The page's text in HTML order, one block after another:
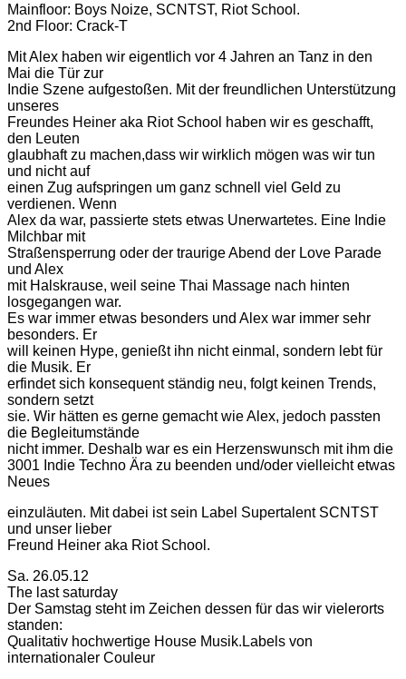
Mainfloor: Boys Noize, SCNTST, Riot School.
2nd Floor: Crack-T
Mit Alex haben wir eigentlich vor 4 Jahren an Tanz in den
Mai die Tür zur
Indie Szene aufgestoßen. Mit der freundlichen Unterstützung
unseres
Freundes Heiner aka Riot School haben wir es geschafft,
den Leuten
glaubhaft zu machen,dass wir wirklich mögen was wir tun
und nicht auf
einen Zug aufspringen um ganz schnell viel Geld zu
verdienen. Wenn
Alex da war, passierte stets etwas Unerwartetes. Eine Indie
Milchbar mit
Straßensperrung oder der traurige Abend der Love Parade
und Alex
mit Halskrause, weil seine Thai Massage nach hinten
losgegangen war.
Es war immer etwas besonders und Alex war immer sehr
besonders. Er
will keinen Hype, genießt ihn nicht einmal, sondern lebt für
die Musik. Er
erfindet sich konsequent ständig neu, folgt keinen Trends,
sondern setzt
sie. Wir hätten es gerne gemacht wie Alex, jedoch passten
die Begleitumstände
nicht immer. Deshalb war es ein Herzenswunsch mit ihm die
3001 Indie Techno Ära zu beenden und/oder vielleicht etwas
Neues
einzuläuten. Mit dabei ist sein Label Supertalent SCNTST
und unser lieber
Freund Heiner aka Riot School.
Sa. 26.05.12
The last saturday
Der Samstag steht im Zeichen dessen für das wir vielerorts
standen:
Qualitativ hochwertige House Musik.Labels von
internationaler Couleur